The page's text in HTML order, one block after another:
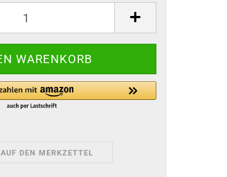
AUF DEN MERKZETTEL